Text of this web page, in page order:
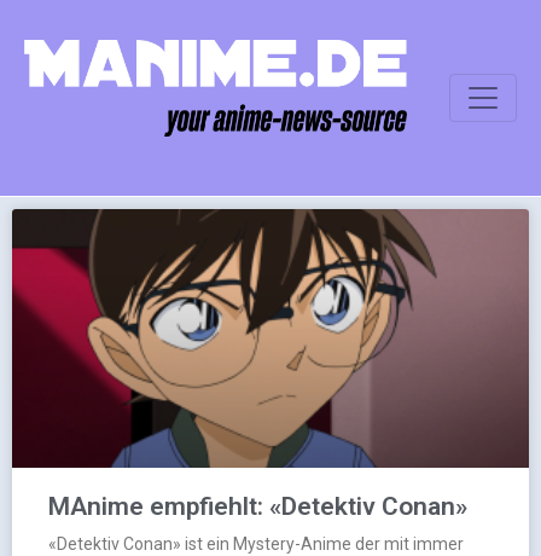
MAnime empfiehlt: «Detektiv Conan»
«Detektiv Conan» ist ein Mystery-Anime der mit immer